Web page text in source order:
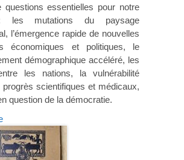
questions essentielles pour notre
les mutations du paysage
l’émergence rapide de nouvelles
économiques et politiques, le
démographique accéléré, les
les nations, la vulnérabilité
progrès scientifiques et médicaux,
question de la démocratie.